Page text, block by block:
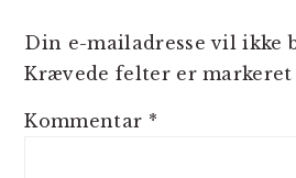
Din e-mailadresse vil ikke
Krævede felter er markeret
Kommentar *